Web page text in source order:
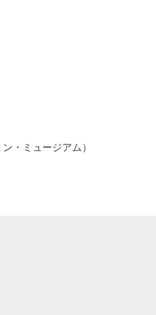
・ミュージアム）